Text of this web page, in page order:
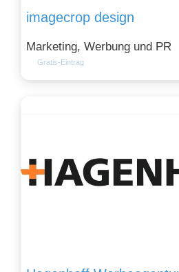
imagecrop design
Marketing, Werbung und PR
Gratis-Eintrag